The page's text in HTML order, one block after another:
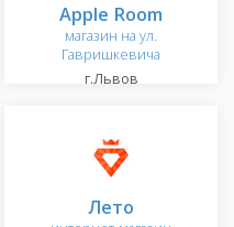
Apple Room
магазин на ул.
Гавришкевича
г.Львов
Лето